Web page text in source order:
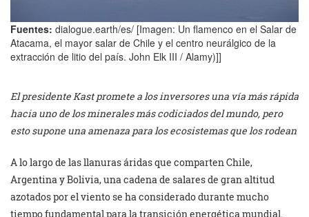
Fuentes: dialogue.earth/es/ [Imagen: Un flamenco en el Salar de
Atacama, el mayor salar de Chile y el centro neurálgico de la
extracción de litio del país. John Elk III / Alamy)]]
El presidente Kast promete a los inversores una vía más rápida
hacia uno de los minerales más codiciados del mundo, pero
esto supone una amenaza para los ecosistemas que los rodean
A lo largo de las llanuras áridas que comparten Chile,
Argentina y Bolivia, una cadena de salares de gran altitud
azotados por el viento se ha considerado durante mucho
tiempo fundamental para la transición energética mundial.